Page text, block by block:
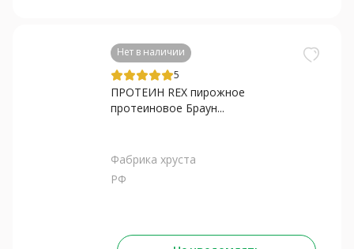
Нет в наличии
5
ПРОТЕИН REX пирожное
протеиновое Браун...
Фабрика хруста
РФ